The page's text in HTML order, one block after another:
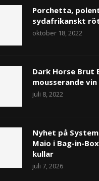
Porchetta,
sydafrikanskt
oktober 18, 2022
Dark Horse Brut
mousserande
juli 8, 2022
Nyhet på
Maio i Bag-in-
kullar
juli 7, 2026